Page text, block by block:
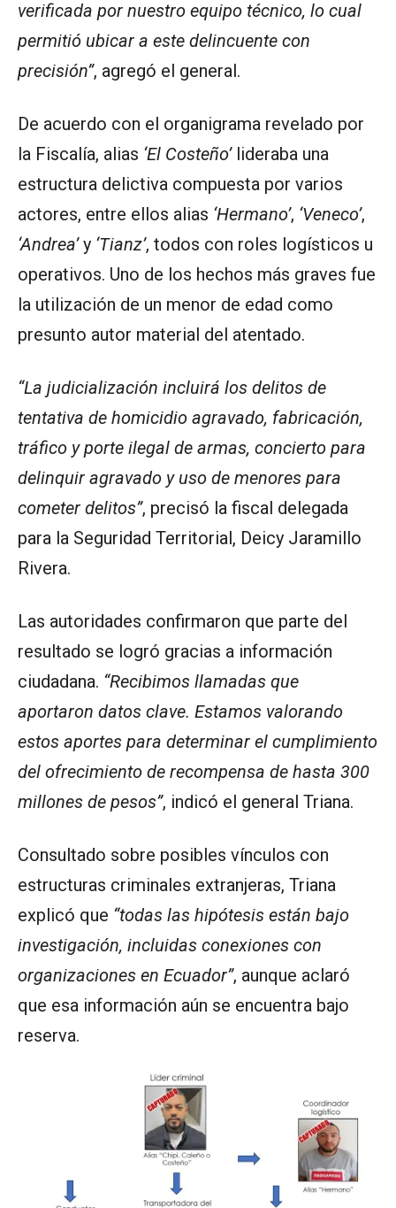
verificada por nuestro equipo técnico, lo cual
permitió ubicar a este delincuente con
precisión”, agregó el general.
De acuerdo con el organigrama revelado por
la Fiscalía, alias ‘El Costeño’lideraba una
estructura delictiva compuesta por varios
actores, entre ellos alias ‘Hermano’, ‘Veneco’,
‘Andrea’y ‘Tianz’, todos con roles logísticos u
operativos. Uno de los hechos más graves fue
la utilización de un menor de edad como
presunto autor material del atentado.
“La judicialización incluirá los delitos de
tentativa de homicidio agravado, fabricación,
tráfico y porte ilegal de armas, concierto para
delinquir agravado y uso de menores para
cometer delitos”, precisó la fiscal delegada
para la Seguridad Territorial, Deicy Jaramillo
Rivera.
Las autoridades confirmaron que parte del
resultado se logró gracias a información
ciudadana. “Recibimos llamadas que
aportaron datos clave. Estamos valorando
estos aportes para determinar el cumplimiento
del ofrecimiento de recompensa de hasta 300
millones de pesos”, indicó el general Triana.
Consultado sobre posibles vínculos con
estructuras criminales extranjeras, Triana
explicó que “todas las hipótesis están bajo
investigación, incluidas conexiones con
organizaciones en Ecuador”, aunque aclaró
que esa información aún se encuentra bajo
reserva.